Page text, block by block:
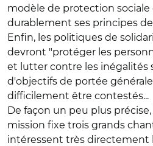
modèle de protection sociale
durablement ses principes
Enfin, les politiques de
devront "protéger les
et lutter contre les inégalités
d'objectifs de portée
difficilement être contestés...
De façon un peu plus
mission fixe trois grands
intéressent très directement